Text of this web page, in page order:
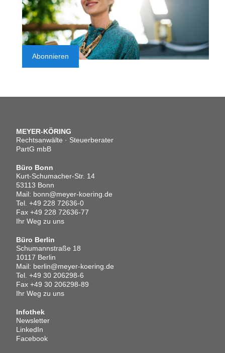
Abonnieren
MEYER-KÖRING
Rechtsanwälte · Steuerberater
PartG mbB
Büro Bonn
Kurt-Schumacher-Str. 14
53113 Bonn
Mail: bonn@meyer-koering.de
Tel. +49 228 72636-0
Fax +49 228 72636-77
Ihr Weg zu uns
Büro Berlin
Schumannstraße 18
10117 Berlin
Mail: berlin@meyer-koering.de
Tel. +49 30 206298-6
Fax +49 30 206298-89
Ihr Weg zu uns
Infothek
Newsletter
LinkedIn
Facebook